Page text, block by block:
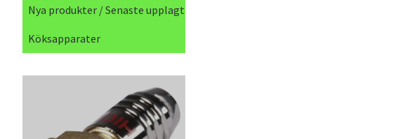
Nya produkter / Senaste upplagt
Köksapparater